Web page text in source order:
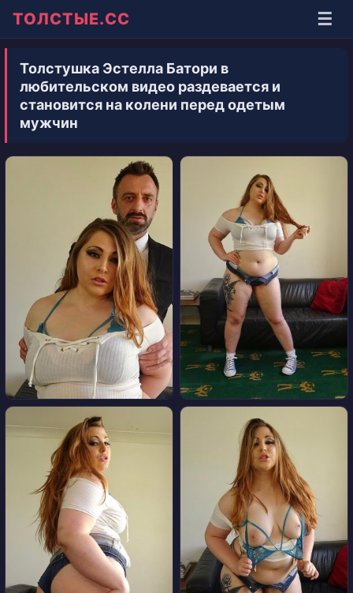
ТОЛСТЫЕ.СС ☰
Толстушка Эстелла Батори в
любительском видео раздевается и
становится на колени перед одетым
мужчин